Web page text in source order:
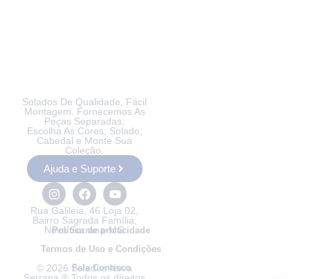
Solados De Qualidade, Fácil
Montagem. Fornecemos As
Peças Separadas,
Escolha As Cores, Solado,
Cabedal e Monte Sua
Coleção.
Ajuda e Suporte
Rua Galileia, 46 Loja 02,
Bairro Sagrada Família,
Nova Serrana-MG
Política de privacidade
Termos de Uso e Condições
Fale Conosco
© 2026 Solados Nova